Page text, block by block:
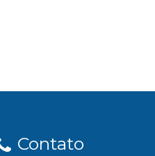
Contato